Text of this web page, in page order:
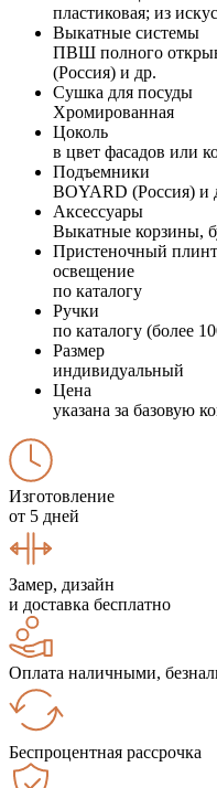
пластиковая; из
Выкатные системы
ПВШ полного
(Россия) и др.
Сушка для посуды
Хромированная
Цоколь
в цвет фасадов или
Подъемники
BOYARD (Россия) и
Аксессуары
Выкатные корзины,
Пристеночный
освещение
по каталогу
Ручки
по каталогу (более
Размер
индивидуальный
Цена
указана за базовую
Изготовление
от 5 дней
Замер, дизайн
и доставка бесплатно
Оплата наличными,
Беспроцентная рассрочка